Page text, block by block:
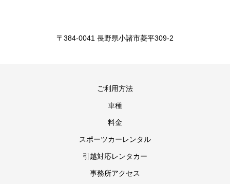
〒384-0041 長野県小諸市菱平309-2
ご利用方法
車種
料金
スポーツカーレンタル
引越対応レンタカー
事務所アクセス